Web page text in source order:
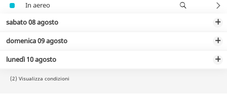
In aereo
sabato 08 agosto
domenica 09 agosto
lunedì 10 agosto
(2) Visualizza condizioni